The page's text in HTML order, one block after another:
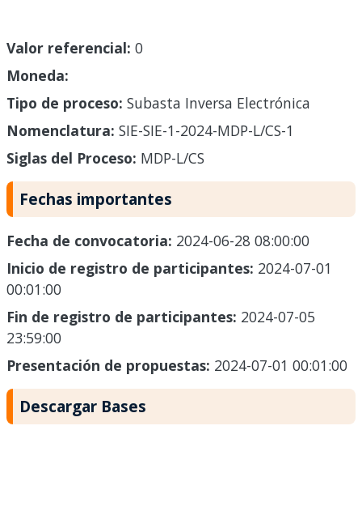
Valor referencial: 0
Moneda:
Tipo de proceso: Subasta Inversa Electrónica
Nomenclatura: SIE-SIE-1-2024-MDP-L/CS-1
Siglas del Proceso: MDP-L/CS
Fechas importantes
Fecha de convocatoria: 2024-06-28 08:00:00
Inicio de registro de participantes: 2024-07-01
00:01:00
Fin de registro de participantes: 2024-07-05
23:59:00
Presentación de propuestas: 2024-07-01 00:01:00
Descargar Bases